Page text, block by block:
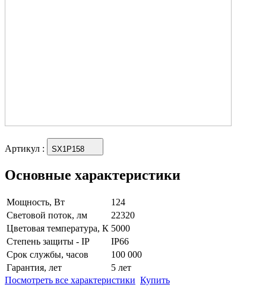
Артикул : SX1P158
Основные характеристики
Мощность, Вт
124
Световой поток, лм
22320
Цветовая температура, К 5000
Степень защиты - IP
IP66
Срок службы, часов
100 000
Гарантия, лет
5 лет
Посмотреть все характеристики Купить